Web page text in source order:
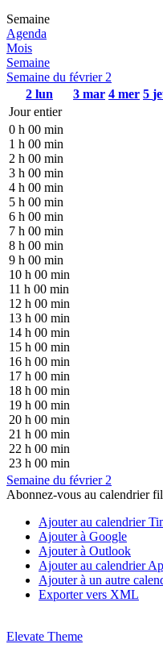
Semaine
Agenda
Mois
Semaine
Semaine du février 2
2 lun 3 mar 4 mer 5
Jour entier
0 h 00 min
1 h 00 min
2 h 00 min
3 h 00 min
4 h 00 min
5 h 00 min
6 h 00 min
7 h 00 min
8 h 00 min
9 h 00 min
10 h 00 min
11 h 00 min
12 h 00 min
13 h 00 min
14 h 00 min
15 h 00 min
16 h 00 min
17 h 00 min
18 h 00 min
19 h 00 min
20 h 00 min
21 h 00 min
22 h 00 min
23 h 00 min
Semaine du février 2
Abonnez-vous au calendrier
Ajouter au calendrier
Ajouter à Google
Ajouter à Outlook
Ajouter au calendrier
Ajouter à un autre
Exporter vers XML
Elevate Theme